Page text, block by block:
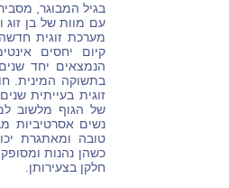
בגיל המבוגר,
עם מוות של בן זוג
מערכת זוגית
קיום יחסים
הנמצאים יחד
בתשוקה המינית.
זוגית בעייתית
של הגוף מלשוב
נשים אסרטיביות
טובה ומאתגרת
כשהן נהנות
חלקן בצעירותן.